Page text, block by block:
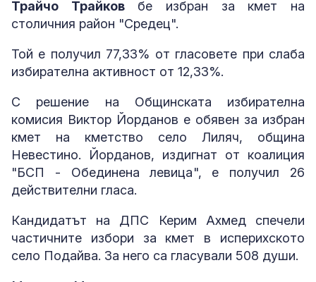
Трайчо Трайковбе избран за кмет на
столичния район "Средец".
Той е получил 77,33% от гласовете при слаба
избирателна активност от 12,33%.
С решение на Общинската избирателна
комисия Виктор Йорданов е обявен за избран
кмет на кметство село Лиляч, община
Невестино. Йорданов, издигнат от коалиция
"БСП - Обединена левица", е получил 26
действителни гласа.
Кандидатът на ДПС Керим Ахмед спечели
частичните избори за кмет в исперихското
село Подайва. За него са гласували 508 души.